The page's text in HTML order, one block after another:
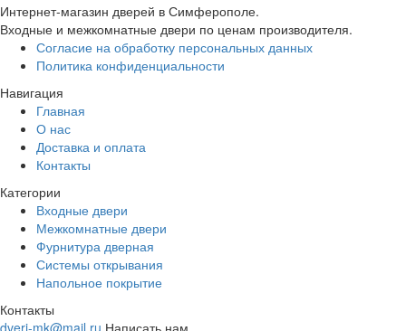
Интернет-магазин дверей в Симферополе.
Входные и межкомнатные двери по ценам производителя.
Согласие на обработку персональных данных
Политика конфиденциальности
Навигация
Главная
О нас
Доставка и оплата
Контакты
Категории
Входные двери
Межкомнатные двери
Фурнитура дверная
Системы открывания
Напольное покрытие
Контакты
dveri-mk@mail.ru Написать нам